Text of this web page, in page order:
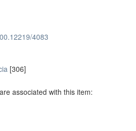
4083
[306]
associated with this item: